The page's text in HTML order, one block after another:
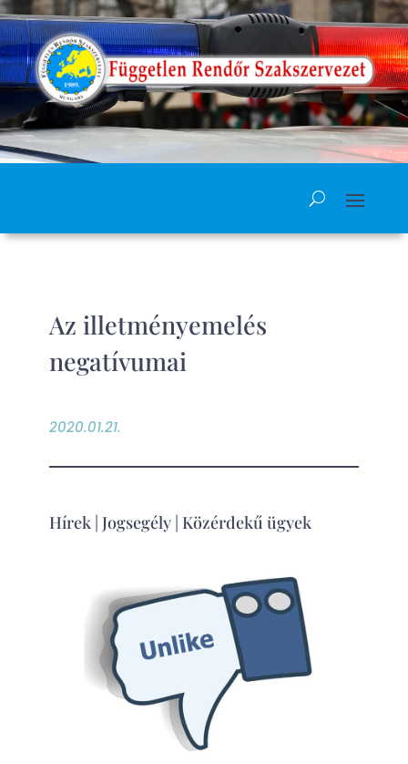
Az illetményemelés
negatívumai
2020.01.21.
Hírek| Jogsegély| Közérdekű ügyek